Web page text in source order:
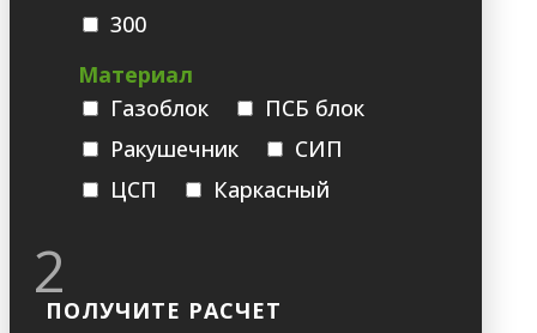
300
Материал
Газоблок
ПСБ блок
Ракушечник
СИП
ЦСП
Каркасный
2
ПОЛУЧИТЕ РАСЧЕТ